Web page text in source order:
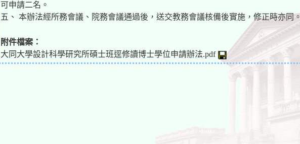
可申請二名。
五、 本辦法經所務會議、院務會議通過後，送交教務會議核備後實施，修正時亦同。
附件檔案：
大同大學設計科學研究所碩士班逕修讀博士學位申請辦法.pdf